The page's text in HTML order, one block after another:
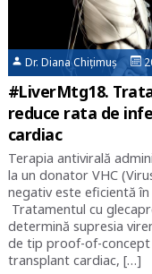
Dr. Diana Chițimuș
#LiverMtg18.
reduce rata de
cardiac
Terapia antivirală
la un donator VHC
negativ este eficientă
Tratamentul cu
determină supresia
de tip proof-of-concept
transplant cardiac, […]